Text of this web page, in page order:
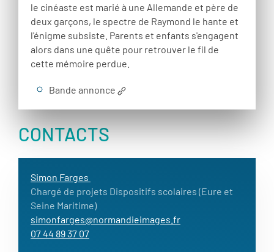
le cinéaste est marié à une Allemande et père de
deux garçons, le spectre de Raymond le hante et
l'énigme subsiste. Parents et enfants s'engagent
alors dans une quête pour retrouver le fil de
cette mémoire perdue.
Bande annonce
CONTACTS
Simon Farges
Chargé de projets Dispositifs scolaires (Eure et
Seine Maritime)
simonfarges@normandieimages.fr
07 44 89 37 07